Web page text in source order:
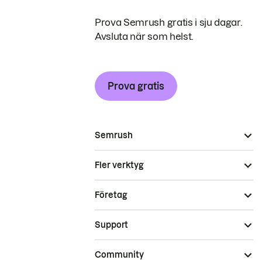
Prova Semrush gratis i sju dagar.
Avsluta när som helst.
Prova gratis
Semrush
Fler verktyg
Företag
Support
Community